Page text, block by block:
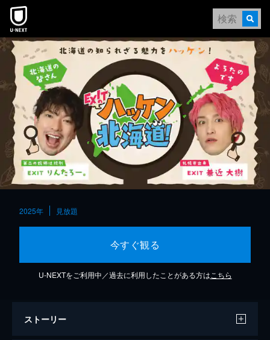
本文へスキップ
2025年 見放題
今すぐ観る
U-NEXTをご利用中／過去に利用したことがある方は こちら
ストーリー